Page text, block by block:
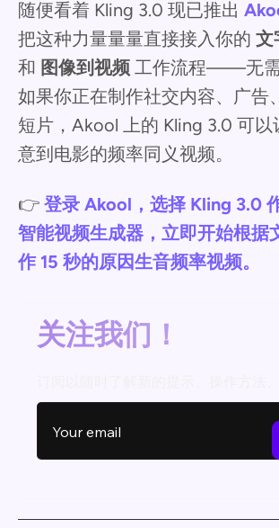
随便看着 Kling 3.0 现已推出
把这种力量量量直接接入你的 文
和 图像到视频 工作流程——无需
如果你正在制作社交内容、广告
短片，Akool 上的 Kling 3.0 可以
意到电影的频率同义视频。
👉 登录 Akool，选择 Kling 3.0
智能视频生成器，立即开始根据
作 15 秒的原因生音频率视频。
关注我们！